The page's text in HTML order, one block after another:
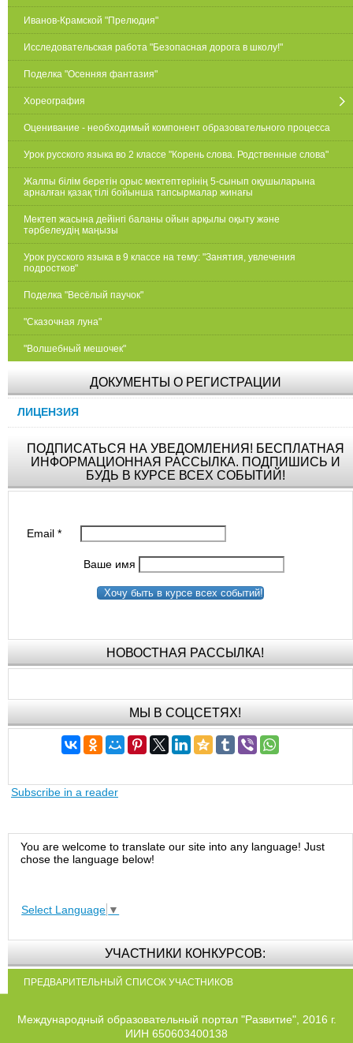
Иванов-Крамской "Прелюдия"
Исследовательская работа "Безопасная дорога в школу!"
Поделка "Осенняя фантазия"
Хореография
Оценивание - необходимый компонент образовательного процесса
Урок русского языка во 2 классе "Корень слова. Родственные слова"
Жалпы білім беретін орыс мектептерінің 5-сынып оқушыларына
арналған қазақ тілі бойынша тапсырмалар жинағы
Мектеп жасына дейінгі баланы ойын арқылы оқыту және
тәрбелеудің маңызы
Урок русского языка в 9 классе на тему: "Занятия, увлечения
подростков"
Поделка "Весёлый паучок"
"Сказочная луна"
"Волшебный мешочек"
ДОКУМЕНТЫ О РЕГИСТРАЦИИ
ЛИЦЕНЗИЯ
ПОДПИСАТЬСЯ НА УВЕДОМЛЕНИЯ! БЕСПЛАТНАЯ
ИНФОРМАЦИОННАЯ РАССЫЛКА. ПОДПИШИСЬ И
БУДЬ В КУРСЕ ВСЕХ СОБЫТИЙ!
Email*
Ваше имя
Хочу быть в курсе всех событий!
НОВОСТНАЯ РАССЫЛКА!
МЫ В СОЦСЕТЯХ!
Subscribe in a reader
You are welcome to translate our site into any language! Just
chose the language below!
Select Language ▼
УЧАСТНИКИ КОНКУРСОВ:
ПРЕДВАРИТЕЛЬНЫЙ СПИСОК УЧАСТНИКОВ
Международный образовательный портал "Развитие", 2016 г.
ИИН 650603400138